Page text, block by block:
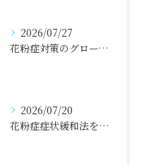
2026/07/27
花粉症対策のグローバル動向と海外で試せる最新ケア実践ガイド
2026/07/20
花粉症症状緩和法を埼玉県ふじみ野市西鶴ケ岡で実践するための検査・治療と費用の徹底ガイド